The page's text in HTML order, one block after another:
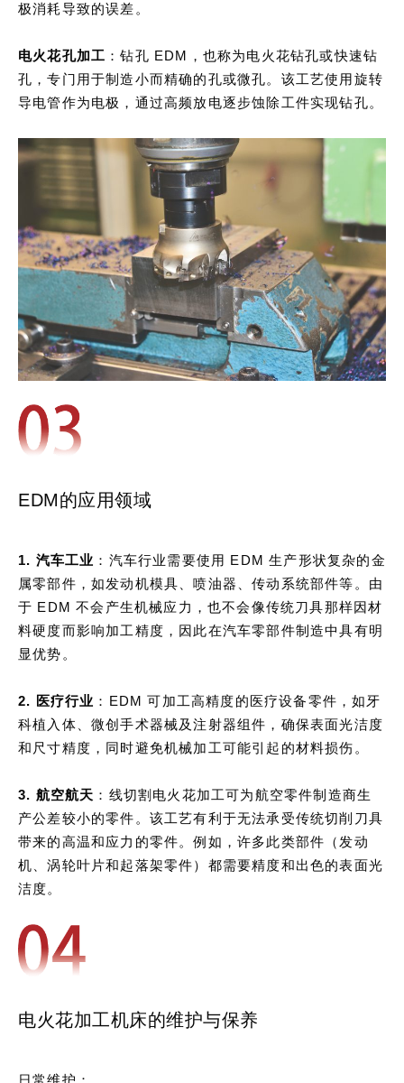
极消耗导致的误差。
电火花孔加工 ：钻孔 EDM，也称为电火花钻孔或快速钻
孔，专门用于制造小而精确的孔或微孔。该工艺使用旋转
导电管作为电极，通过高频放电逐步蚀除工件实现钻孔。
EDM的应用领域
1. 汽车工业 ：汽车行业需要使用 EDM 生产形状复杂的金
属零部件，如发动机模具、喷油器、传动系统部件等。由
于 EDM 不会产生机械应力，也不会像传统刀具那样因材
料硬度而影响加工精度，因此在汽车零部件制造中具有明
显优势。
2. 医疗行业 ：EDM 可加工高精度的医疗设备零件，如牙
科植入体、微创手术器械及注射器组件，确保表面光洁度
和尺寸精度，同时避免机械加工可能引起的材料损伤。
3. 航空航天 ：线切割电火花加工可为航空零件制造商生
产公差较小的零件。该工艺有利于无法承受传统切削刀具
带来的高温和应力的零件。例如，许多此类部件（发动
机、涡轮叶片和起落架零件）都需要精度和出色的表面光
洁度。
电火花加工机床的维护与保养